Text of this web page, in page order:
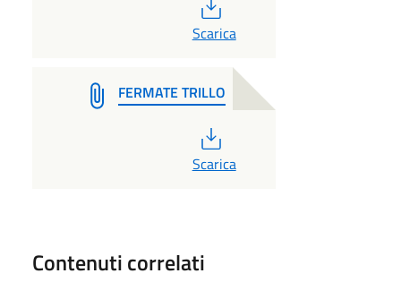
Scarica
FERMATE TRILLO
Scarica
Contenuti correlati